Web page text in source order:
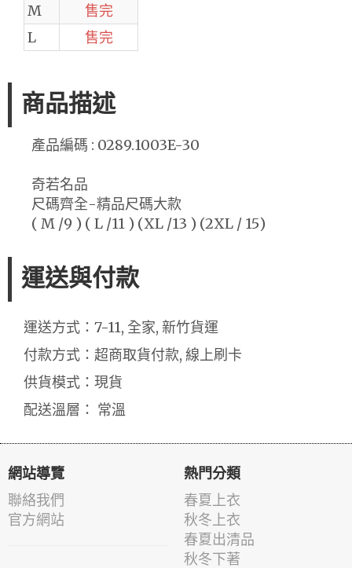
M
售完
L
售完
商品描述
產品編碼 : 0289.1003E-30
奇若名品
尺碼齊全-精品尺碼大款
( M /9 ) ( L /11 ) (XL /13 ) (2XL / 15)
運送與付款
運送方式：7-11, 全家, 新竹貨運
付款方式：超商取貨付款, 線上刷卡
供貨模式：現貨
配送溫層： 常溫
網站導覽
聯絡我們
官方網站
熱門分類
春夏上衣
秋冬上衣
春夏出清品
秋冬下著